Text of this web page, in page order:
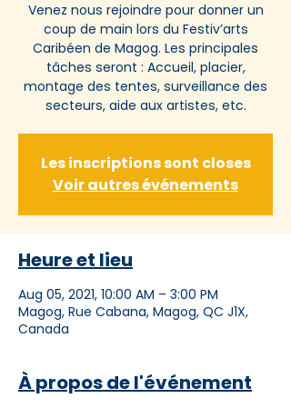
Venez nous rejoindre pour donner un
coup de main lors du Festiv’arts
Caribéen de Magog. Les principales
tâches seront : Accueil, placier,
montage des tentes, surveillance des
secteurs, aide aux artistes, etc.
Les inscriptions sont closes
Voir autres événements
Heure et lieu
Aug 05, 2021, 10:00 AM – 3:00 PM
Magog, Rue Cabana, Magog, QC J1X,
Canada
À propos de l'événement